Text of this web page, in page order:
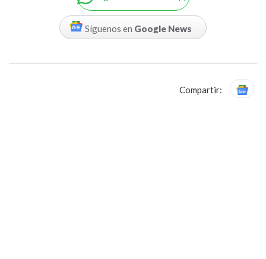
Síguenos en Google News
Compartir: